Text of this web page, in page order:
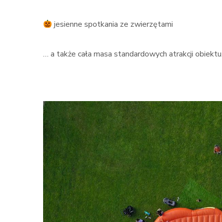
jesienne spotkania ze zwierzętami
… a także cała masa standardowych atrakcji